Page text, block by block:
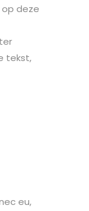
deze
tekst,
eu,